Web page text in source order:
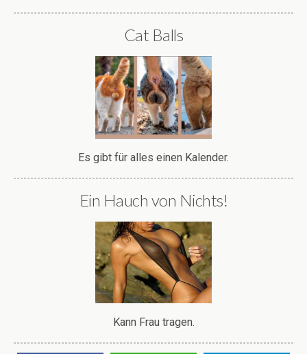
Cat Balls
Es gibt für alles einen Kalender.
Ein Hauch von Nichts!
Kann Frau tragen.